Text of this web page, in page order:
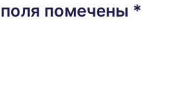
помечены *